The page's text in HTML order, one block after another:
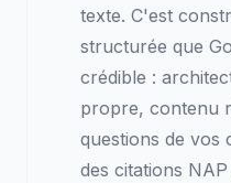
texte. C'est
structurée que
crédible :
propre, contenu
questions de vos
des citations